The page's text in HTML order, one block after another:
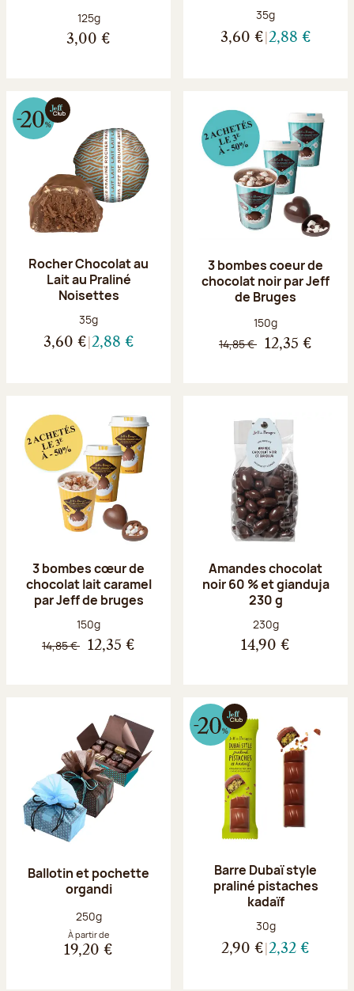
Poids net :
125g
3,00 €
Poids net :
35g
3,60 € 2,88 €
Rocher Chocolat au
Lait au Praliné
Noisettes
Poids net :
35g
3,60 € 2,88 €
3 bombes coeur de
chocolat noir par Jeff
de Bruges
Poids net :
150g
14,85 € 12,35 €
3 bombes cœur de
chocolat lait caramel
par Jeff de bruges
Poids net :
150g
14,85 € 12,35 €
Amandes chocolat
noir 60 % et gianduja
230 g
Poids net :
230g
14,90 €
Ballotin et pochette
organdi
Poids net :
250g
À partir de
19,20 €
Barre Dubaï style
praliné pistaches
kadaïf
Poids net :
30g
2,90 € 2,32 €